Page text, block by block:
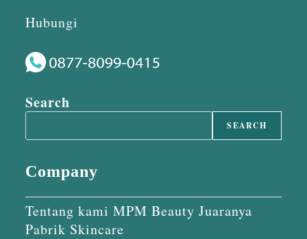
Hubungi
Search
SEARCH
Company
Tentang kami MPM Beauty Juaranya
Pabrik Skincare